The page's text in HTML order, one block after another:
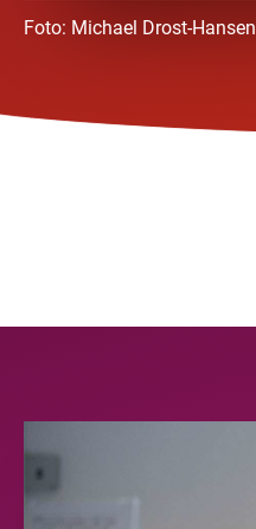
Foto: Michael Drost-Hansen